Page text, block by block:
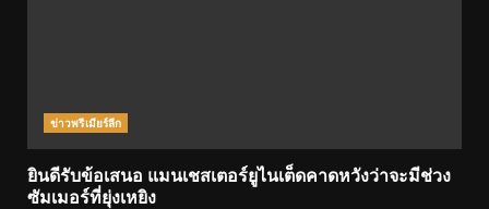
ข่าวพรีเมียร์ลีก
ยินดีรับข้อเสนอ แมนเชสเตอร์ยูไนเต็ดคาดหวังว่าจะมีช่วง
ซัมเมอร์ที่ยุ่งเหยิง